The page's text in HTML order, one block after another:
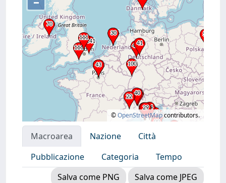
©OpenStreetMapcontributors.
Macroarea Nazione
Città
Pubblicazione
Categoria
Tempo
Salva come PNG
Salva come JPEG